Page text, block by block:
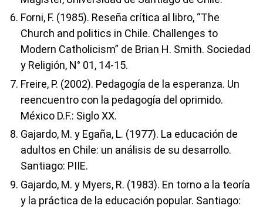
Forni, F. (1985). Reseña crítica al libro, “The
Church and politics in Chile. Challenges to
Modern Catholicism” de Brian H. Smith. Sociedad
y Religión, N° 01, 14-15.
Freire, P. (2002). Pedagogía de la esperanza. Un
reencuentro con la pedagogía del oprimido.
México D.F.: Siglo XX.
Gajardo, M. y Egaña, L. (1977). La educación de
adultos en Chile: un análisis de su desarrollo.
Santiago: PIIE.
Gajardo, M. y Myers, R. (1983). En torno a la teoría
y la práctica de la educación popular. Santiago: